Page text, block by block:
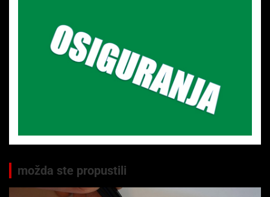
možda ste propustili